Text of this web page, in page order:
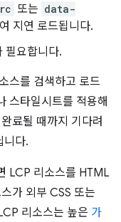
또는 data-
지연 로드됩니다.
필요합니다.
스를 검색하고 로드
스타일시트를 적용해
료될 때까지 기다려
니다.
LCP 리소스를 HTML
가 외부 CSS 또는
리소스는 높은 가